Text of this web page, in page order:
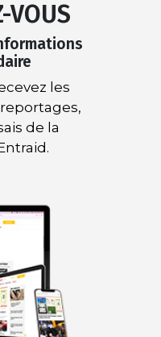
VOUS
les
de la